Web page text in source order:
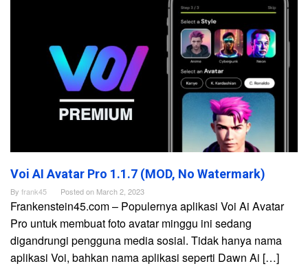
Voi AI Avatar Pro 1.1.7 (MOD, No Watermark)
By frank45 Posted on March 2, 2023
Frankenstein45.com – Populernya aplikasi Voi Ai Avatar
Pro untuk membuat foto avatar minggu ini sedang
digandrungi pengguna media sosial. Tidak hanya nama
aplikasi Voi, bahkan nama aplikasi seperti Dawn Ai […]